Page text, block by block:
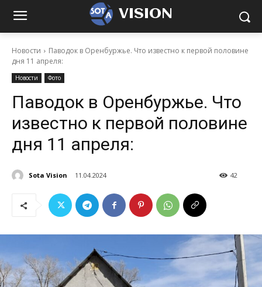
VISION
Новости
Паводок в Оренбуржье. Что известно к первой половине
дня 11 апреля:
Новости Фото
Паводок в Оренбуржье. Что
известно к первой половине
дня 11 апреля:
Sota Vision 11.04.2024 42